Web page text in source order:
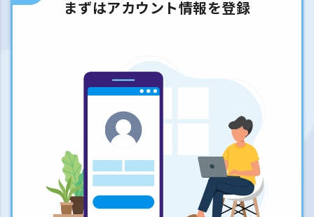
まずはアカウント情報を登録